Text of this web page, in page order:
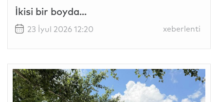
İkisi bir boyda...
23 İyul 2026 12:20 xeberlenti